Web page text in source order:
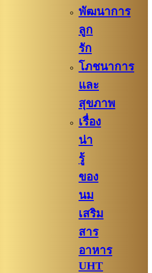
พัฒนาการ
ลูก
รัก
โภชนาการ
และ
สุขภาพ
เรื่อง
น่า
รู้
ของ
นม
เสริม
สาร
อาหาร
UHT